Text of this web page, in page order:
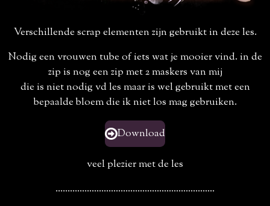
Verschillende scrap elementen zijn gebruikt in deze les.
Nodig een vrouwen tube of iets wat je mooier vind. in de
zip is nog een zip met 2 maskers van mij
die is niet nodig vd les maar is wel gebruikt met een
bepaalde bloem die ik niet los mag gebruiken.
Download
veel plezier met de les
..................................................................